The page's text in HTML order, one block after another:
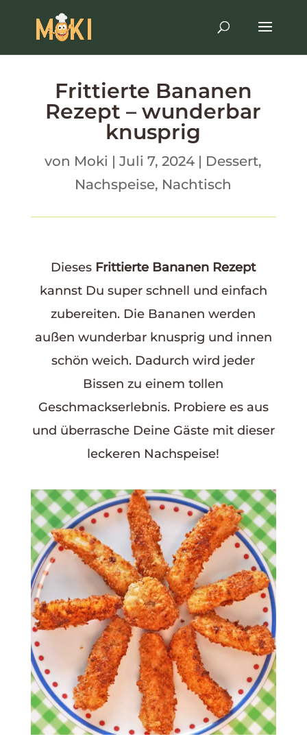
Frittierte Bananen
Rezept – wunderbar
knusprig
von Moki |Juli 7, 2024 | Dessert,
Nachspeise, Nachtisch
Dieses Frittierte Bananen Rezept
kannst Du super schnell und einfach
zubereiten. Die Bananen werden
außen wunderbar knusprig und innen
schön weich. Dadurch wird jeder
Bissen zu einem tollen
Geschmackserlebnis. Probiere es aus
und überrasche Deine Gäste mit dieser
leckeren Nachspeise!